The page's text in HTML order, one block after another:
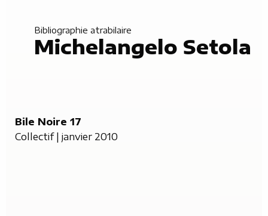
Bibliographie atrabilaire
Michelangelo Setola
Bile Noire 17
Collectif | janvier 2010